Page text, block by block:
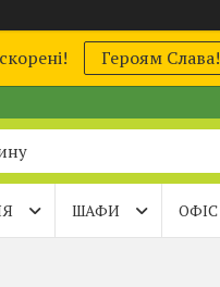
Героям Слава!
ШАФИ ОФІС